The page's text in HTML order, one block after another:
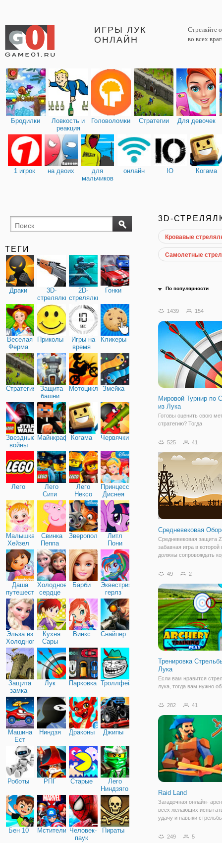
ИГРЫ ЛУК
ОНЛАЙН
Стреляйте
во всех
Бродилки
Ловкость и
реакция
Головоломки Стратегии Для девочек
1 игрок на двоих
для
мальчиков
онлайн IO Когама
ТЕГИ
Драки
3D-
стрелялки
2D-
стрелялки
Гонки
Веселая
Ферма
Приколы
Игры на
время
Кликеры
Стратегия
Защита
башни
МотоциклыЗмейка
Звездные
войны
МайнкрафтКогама Червячки
Лего
Лего
Сити
Лего
Нексо
Найтс
Принцессы
Диснея
Малышка
Хейзел
Свинка
Пеппа
Зверополис
Литл
Пони
Дружба
Даша
путешественница
Холодное
сердце
Барби
Эквестрия
герлз
Эльза из
Холодного
сердца
Кухня
Сары
Винкс Снайпер
Защита
замка
Лук Парковка Троллфейс
Машина
Ест
Машину
Ниндзя Драконы Джипы
Роботы РПГ Старые
Лего
Ниндзяго
Бен 10 Мстители Человек-
паук
Пираты
3D-
Кровавые
Самолетные
По популярности
1439 154
Мировой Турнир по
из Лука
Готовы оценить свою
стратегию? Тогда
Мировой Турнир по
роли луника, который
участие в
по стрельбе из лука.
525 41
Средневековая
Средневековая защита
забавная игра в которой
должны сопровождать
Пейзаж наводнен
на карету короля! У вас
башня, которая
49 2
Тренировка
Лука
Если вам нравится
лука, тогда вам нужно
Стрельбы из Лука". Это
котором все зависит от
вашего терпения. В
282 41
Raid Land
Загадочная онлайн-
всех желающих
удачу и навыки
Робин Гуда, будете
249 5